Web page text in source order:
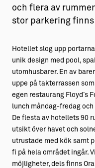
och flera av
stor parkering finns
Hotellet slog upp
unik design med pool,
utomhusbarer. En av
uppe på takterrassen
egen restaurang Floyd´s
lunch måndag-fredag
De flesta av hotellets 90
utsikt över havet och
utrustade med kök samt
fi på hela området ingår.
möjligheter, dels finns